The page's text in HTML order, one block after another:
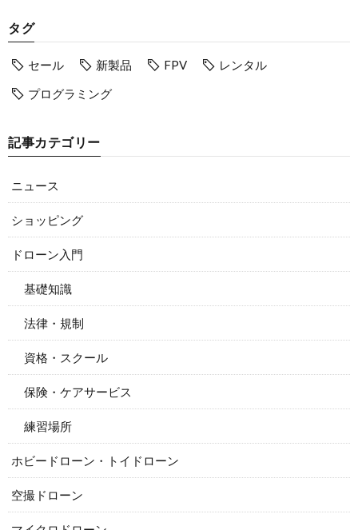
タグ
セール 新製品 FPV
レンタル
プログラミング
記事カテゴリー
ニュース
ショッピング
ドローン入門
基礎知識
法律・規制
資格・スクール
保険・ケアサービス
練習場所
ホビードローン・トイドローン
空撮ドローン